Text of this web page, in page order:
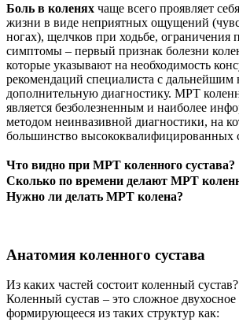
Боль в коленях чаще всего проявляет
жизни в виде неприятных ощущений
ногах), щелчков при ходьбе, ограничения
симптомы – первый признак болезни
которые указывают на необходимость
рекомендаций специалиста с дальнейшим
дополнительную диагностику. МРТ
является безболезненным и наиболее
методом неинвазивной диагностики, на
большинство высококвалифицированных
Что видно при МРТ коленного сустава?
Сколько по времени делают МРТ
Нужно ли делать МРТ колена?
Анатомия коленного сустава
Из каких частей состоит коленный сустав?
Коленный сустав – это сложное двухосное
формирующееся из таких структур как: